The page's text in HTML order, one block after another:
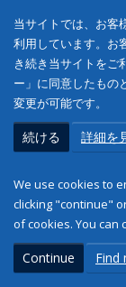
当サイトでは、お客
利用しています。お
き続き当サイトをご
ー」に同意したもの
変更が可能です。
続ける 詳細を
We use cookies to
clicking "continue"
of cookies. You can
Continue Find